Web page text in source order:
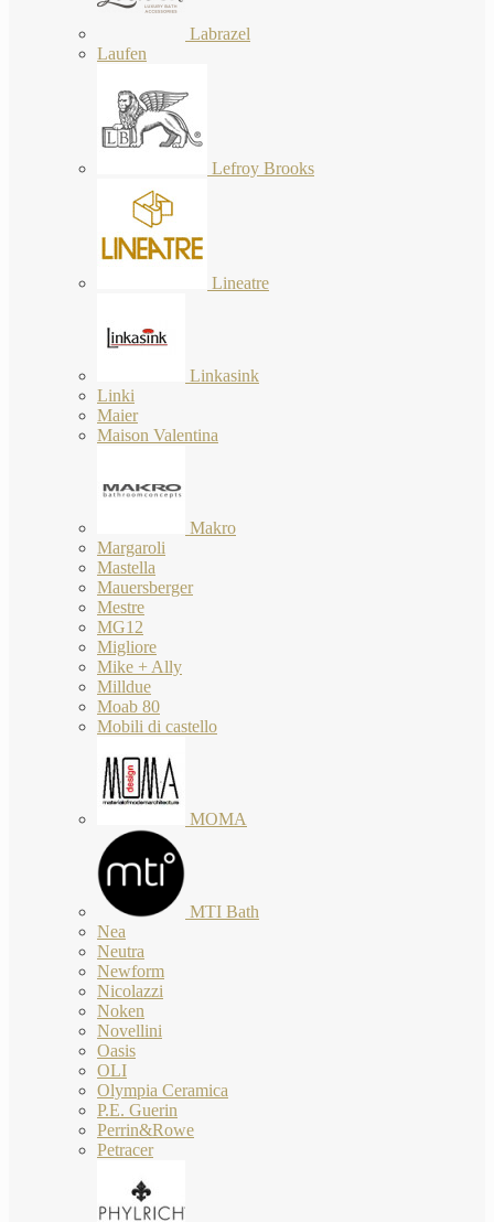
Labrazel
Laufen
Lefroy Brooks
Lineatre
Linkasink
Linki
Maier
Maison Valentina
Makro
Margaroli
Mastella
Mauersberger
Mestre
MG12
Migliore
Mike + Ally
Milldue
Moab 80
Mobili di castello
MOMA
MTI Bath
Nea
Neutra
Newform
Nicolazzi
Noken
Novellini
Oasis
OLI
Olympia Ceramica
P.E. Guerin
Perrin&Rowe
Petracer